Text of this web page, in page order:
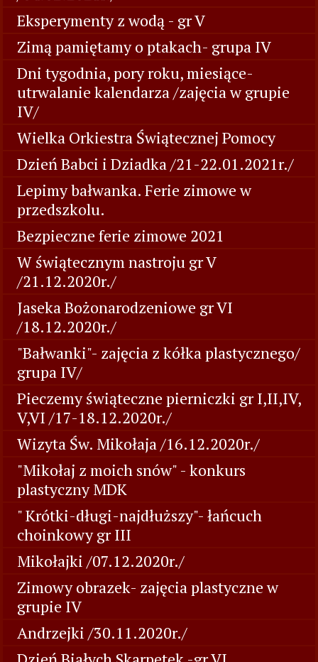
Eksperymenty z wodą - gr V
Zimą pamiętamy o ptakach- grupa IV
Dni tygodnia, pory roku, miesiące-
utrwalanie kalendarza /zajęcia w grupie
IV/
Wielka Orkiestra Świątecznej Pomocy
Dzień Babci i Dziadka /21-22.01.2021r./
Lepimy bałwanka. Ferie zimowe w
przedszkolu.
Bezpieczne ferie zimowe 2021
W świątecznym nastroju gr V
/21.12.2020r./
Jaseka Bożonarodzeniowe gr VI
/18.12.2020r./
"Bałwanki"- zajęcia z kółka plastycznego/
grupa IV/
Pieczemy świąteczne pierniczki gr I,II,IV,
V,VI /17-18.12.2020r./
Wizyta Św. Mikołaja /16.12.2020r./
"Mikołaj z moich snów" - konkurs
plastyczny MDK
" Krótki-długi-najdłuższy"- łańcuch
choinkowy gr III
Mikołajki /07.12.2020r./
Zimowy obrazek- zajęcia plastyczne w
grupie IV
Andrzejki /30.11.2020r./